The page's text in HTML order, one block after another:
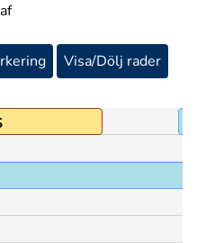
Visa/Dölj rader